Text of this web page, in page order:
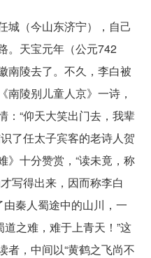
城（今山东济宁），自己
。天宝元年（公元742
南陵去了。不久，李白被
南陵别儿童人京》一诗，
：“仰天大笑出门去，我辈
了任太子宾客的老诗人贺
》十分赞赏，“读未竟，称
写得出来，因而称李白
由秦人蜀途中的山川，一
之难，难于上青天！”这
者，中间以“黄鹤之飞尚不